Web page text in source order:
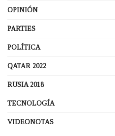
OPINIÓN
PARTIES
POLÍTICA
QATAR 2022
RUSIA 2018
TECNOLOGÍA
VIDEONOTAS